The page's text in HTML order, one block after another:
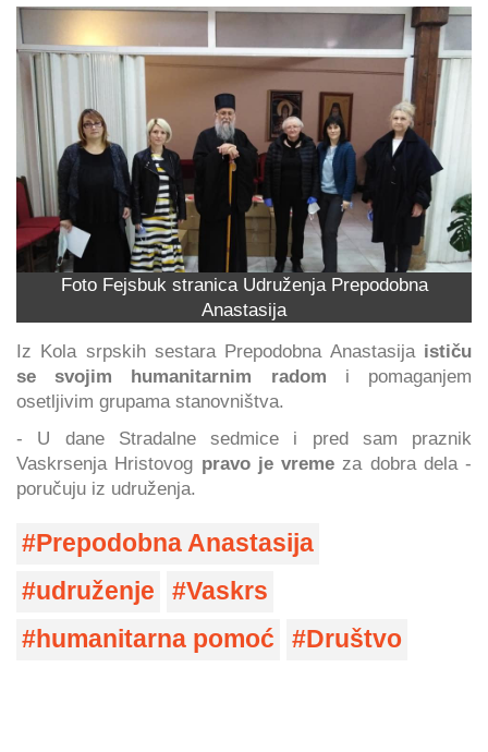
Foto Fejsbuk stranica Udruženja Prepodobna
Anastasija
Iz Kola srpskih sestara Prepodobna Anastasija ističu
se svojim humanitarnim radom i pomaganjem
osetljivim grupama stanovništva.
- U dane Stradalne sedmice i pred sam praznik
Vaskrsenja Hristovog pravo je vreme za dobra dela -
poručuju iz udruženja.
Prepodobna Anastasija
udruženje
Vaskrs
humanitarna pomoć
Društvo